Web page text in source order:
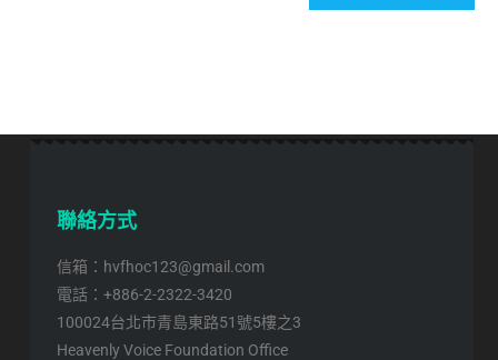
聯絡方式
信箱：hvfhoc123@gmail.com
電話：+886-2-2322-3420
100024台北市青島東路51號5樓之3
Heavenly Voice Foundation Office